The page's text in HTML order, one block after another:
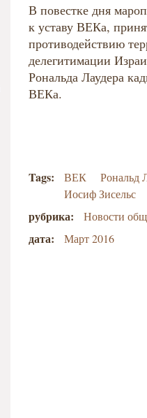
В повестке дня
к уставу ВЕКа,
противодействию
делегитимации
Рональда Лаудера
ВЕКа.
Tags: ВЕК
Рональд
Иосиф Зисельс
рубрика: Новости
дата: Март 2016